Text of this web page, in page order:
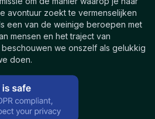
avontuur zoekt te vermenselijken
een van de weinige beroepen met
mensen en het traject van
we onszelf als gelukkig
doen.